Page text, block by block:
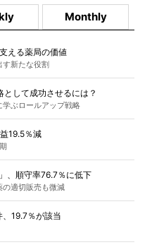
Monthly
える薬局の価値
新たな役割
して成功させるには？
ぶロールアップ戦略
19.5％減
、順守率76.7％に低下
の適切販売も微減
19.7％が該当